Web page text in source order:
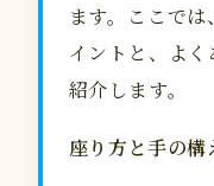
ます。ここで
イントと、よ
紹介します。
座り方と手の構